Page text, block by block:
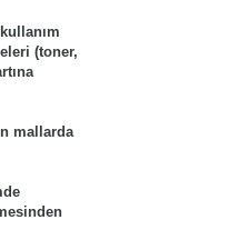
(toner,
mallarda